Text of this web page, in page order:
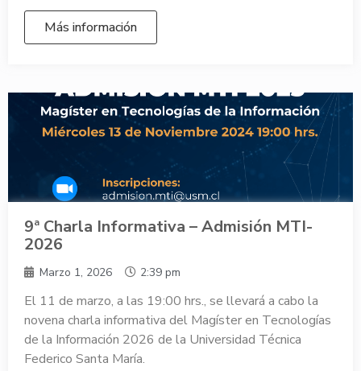
Más información
9ª Charla Informativa – Admisión MTI-
2026
Marzo 1, 2026 2:39 pm
El 11 de marzo, a las 19:00 hrs., se llevará a cabo la
novena charla informativa del Magíster en Tecnologías
de la Información 2026 de la Universidad Técnica
Federico Santa María.